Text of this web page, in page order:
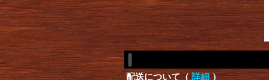
配送について（ 詳細 ）